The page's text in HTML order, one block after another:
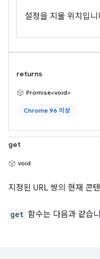
설정을 지울 위치입
returns
Promise<void>
Chrome 96 이상
get
void
지정된 URL 쌍의 현재 콘
get 함수는 다음과 같습